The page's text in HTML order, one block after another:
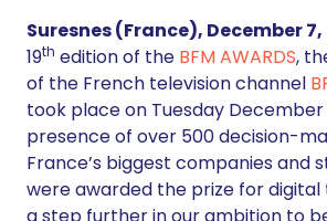
Suresnes (France), December 7,
19th edition of the BFM AWARDS,
of the French television channel
took place on Tuesday December
presence of over 500 decision-
France’s biggest companies and
were awarded the prize for